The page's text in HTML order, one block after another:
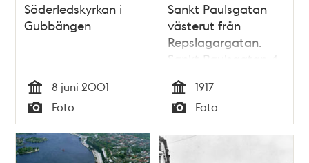
Söderledskyrkan i
Gubbängen
Tid
8 juni 2001
Typ
Foto
Sankt Paulsgatan
västerut från
Repslagargatan.
Sankt Paulsgatan 4
och 6 A-6 C.
Härunder går nu
Söderledstunneln
Tid
1917
Typ
Foto